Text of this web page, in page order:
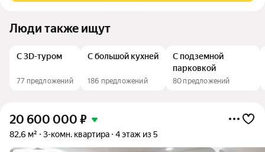
Люди также ищут
С 3D-туром
77 предложений
С большой кухней
186 предложений
С подземной
парковкой
80 предложений
20 600 000 ₽
82,6 м² 3-комн. квартира 4 этаж из 5